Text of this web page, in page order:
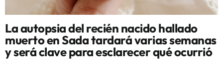
La autopsia del recién nacido hallado
muerto en Sada tardará varias semanas
y será clave para esclarecer qué ocurrió